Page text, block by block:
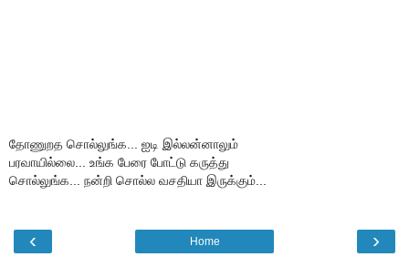
தோணுறத சொல்லுங்க... ஐடி இல்லன்னாலும்
பரவாயில்லை... உங்க பேரை போட்டு கருத்து
சொல்லுங்க... நன்றி சொல்ல வசதியா இருக்கும்...
‹ ›
Home